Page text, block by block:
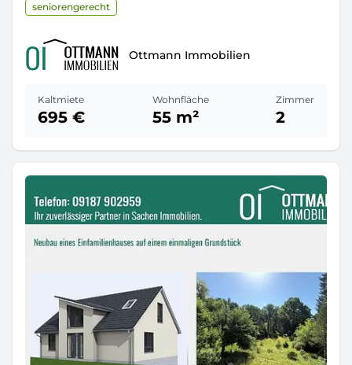
seniorengerecht
Ottmann Immobilien
Kaltmiete
695 €
Wohnfläche
55 m²
Zimmer
2